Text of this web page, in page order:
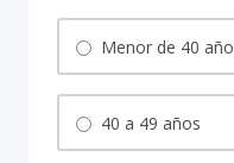
Menor de 40
40 a 49 años